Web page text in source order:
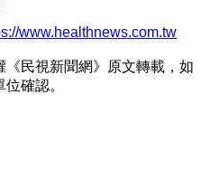
www.healthnews.com.tw
民視新聞網》原文轉載，如
確認。